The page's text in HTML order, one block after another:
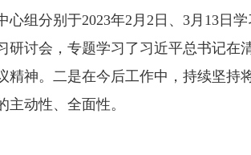
分别于2023年2月2日、3月13日学
讨会，专题学习了习近平总书记在
精神。二是在今后工作中，持续坚
动性、全面性。